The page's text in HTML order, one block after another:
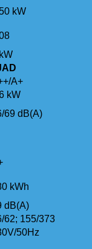
kW
A+
kW
69 dB(A)
kWh
dB(A)
62; 155/373
50Hz